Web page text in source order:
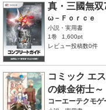
真・三國無
ω－Ｆｏｒｃｅ
小説・実用書
1巻
1,600pt
レビュー投稿数0件
コミック エ
の錬金術士
コーエーテクモ